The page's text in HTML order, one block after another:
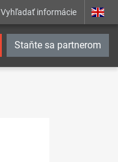
Vyhľadať informácie
Staňte sa partnerom